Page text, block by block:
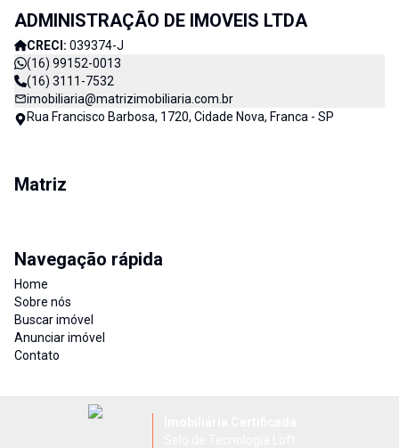
ADMINISTRAÇÃO DE IMOVEIS LTDA
CRECI: 039374-J
(16) 99152-0013
(16) 3111-7532
imobiliaria@matrizimobiliaria.com.br
Rua Francisco Barbosa, 1720, Cidade Nova, Franca - SP
Matriz
Navegação rápida
Home
Sobre nós
Buscar imóvel
Anunciar imóvel
Contato